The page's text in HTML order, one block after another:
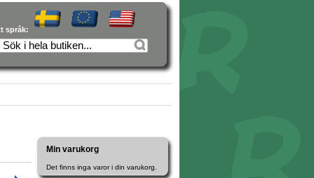
språk:
Min varukorg
Det finns inga varor i din varukorg.